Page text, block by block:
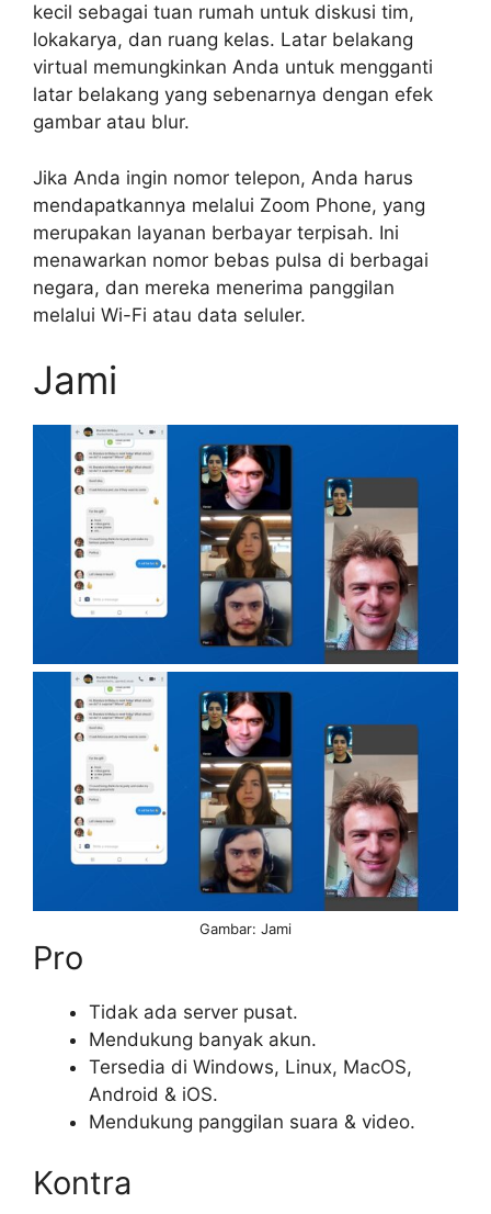
kecil sebagai tuan rumah untuk diskusi tim,
lokakarya, dan ruang kelas. Latar belakang
virtual memungkinkan Anda untuk mengganti
latar belakang yang sebenarnya dengan efek
gambar atau blur.
Jika Anda ingin nomor telepon, Anda harus
mendapatkannya melalui Zoom Phone, yang
merupakan layanan berbayar terpisah. Ini
menawarkan nomor bebas pulsa di berbagai
negara, dan mereka menerima panggilan
melalui Wi-Fi atau data seluler.
Jami
Gambar: Jami
Pro
Tidak ada server pusat.
Mendukung banyak akun.
Tersedia di Windows, Linux, MacOS,
Android & iOS.
Mendukung panggilan suara & video.
Kontra